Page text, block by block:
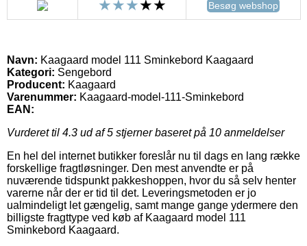
Besøg webshop
Navn: Kaagaard model 111 Sminkebord Kaagaard
Kategori: Sengebord
Producent: Kaagaard
Varenummer: Kaagaard-model-111-Sminkebord
EAN:
Vurderet til 4.3 ud af 5 stjerner baseret på 10 anmeldelser
En hel del internet butikker foreslår nu til dags en lang række
forskellige fragtløsninger. Den mest anvendte er på
nuværende tidspunkt pakkeshoppen, hvor du så selv henter
varerne når der er tid til det. Leveringsmetoden er jo
ualmindeligt let gængelig, samt mange gange ydermere den
billigste fragttype ved køb af Kaagaard model 111
Sminkebord Kaagaard.